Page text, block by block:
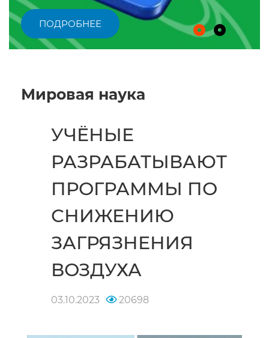
ПОДРОБНЕЕ
Мировая наука
УЧЁНЫЕ
РАЗРАБАТЫВАЮТ
ПРОГРАММЫ ПО
СНИЖЕНИЮ
ЗАГРЯЗНЕНИЯ
ВОЗДУХА
03.10.2023 20698